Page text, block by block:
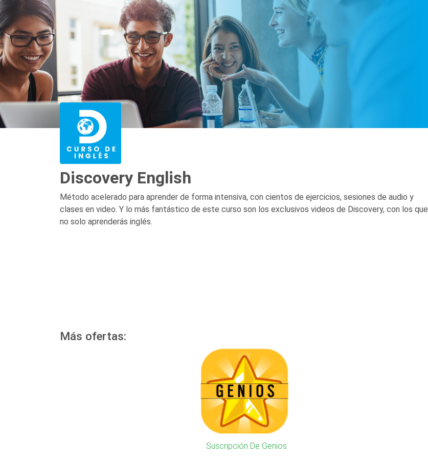
Discovery English
Método acelerado para aprender de forma intensiva, con cientos de ejercicios, sesiones de audio y
clases en video. Y lo más fantástico de este curso son los exclusivos videos de Discovery, con los que
no solo aprenderás inglés.
Más ofertas:
Suscripción De Genios